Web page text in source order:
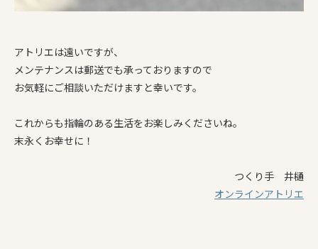
アトリエは遠いですが、
メンテナンスは郵送でも承っておりますので
お気軽にご相談いただけますと幸いです。
これからも指輪のある生活をお楽しみくださいね。
末永くお幸せに！
つくり手 井樋
オンラインアトリエ